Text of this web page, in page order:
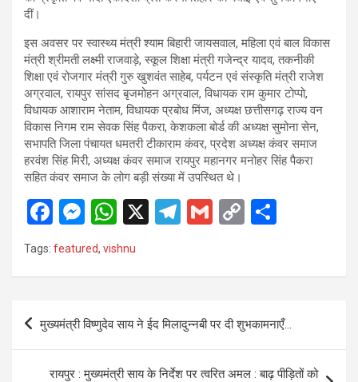
दीं।
इस अवसर पर स्वास्थ्य मंत्री श्याम बिहारी जायसवाल, महिला एवं बाल विकास
मंत्री श्रीमती लक्ष्मी राजवाड़े, स्कूल शिक्षा मंत्री गजेन्द्र यादव, तकनीकी
शिक्षा एवं रोजगार मंत्री गुरु खुशवंत साहेब, पर्यटन एवं संस्कृति मंत्री राजेश
अग्रवाल, रायपुर सांसद बृजमोहन अग्रवाल, विधायक राम कुमार टोप्पो,
विधायक आशाराम नेताम, विधायक प्रबोध मिंज, अध्यक्ष छत्तीसगढ़ राज्य वन
विकास निगम राम सेवक सिंह पैकरा, केशकला बोर्ड की अध्यक्ष सुमोना सेन,
सभापति जिला पंचायत धमतरी टीकाराम कंवर, प्रदेश अध्यक्ष कंवर समाज
हरवंश सिंह मिरी, अध्यक्ष कंवर समाज रायपुर महानगर मनोहर सिंह पैकरा
सहित कंवर समाज के लोग बड़ी संख्या में उपस्थित थे।
F
a
ce
o
k
M
es
se
g
er
W
h
at
A
p
X
T
a
m
G
C
n
k
Tags: featured, vishnu
Post
navigation
मुख्यमंत्री विष्णुदेव साय ने ईद मिलादुन्नबी पर दी शुभकामनाएँ…
रायपुर : मुख्यमंत्री साय के निर्देश पर त्वरित अमल : बाढ़ पीड़ितों को